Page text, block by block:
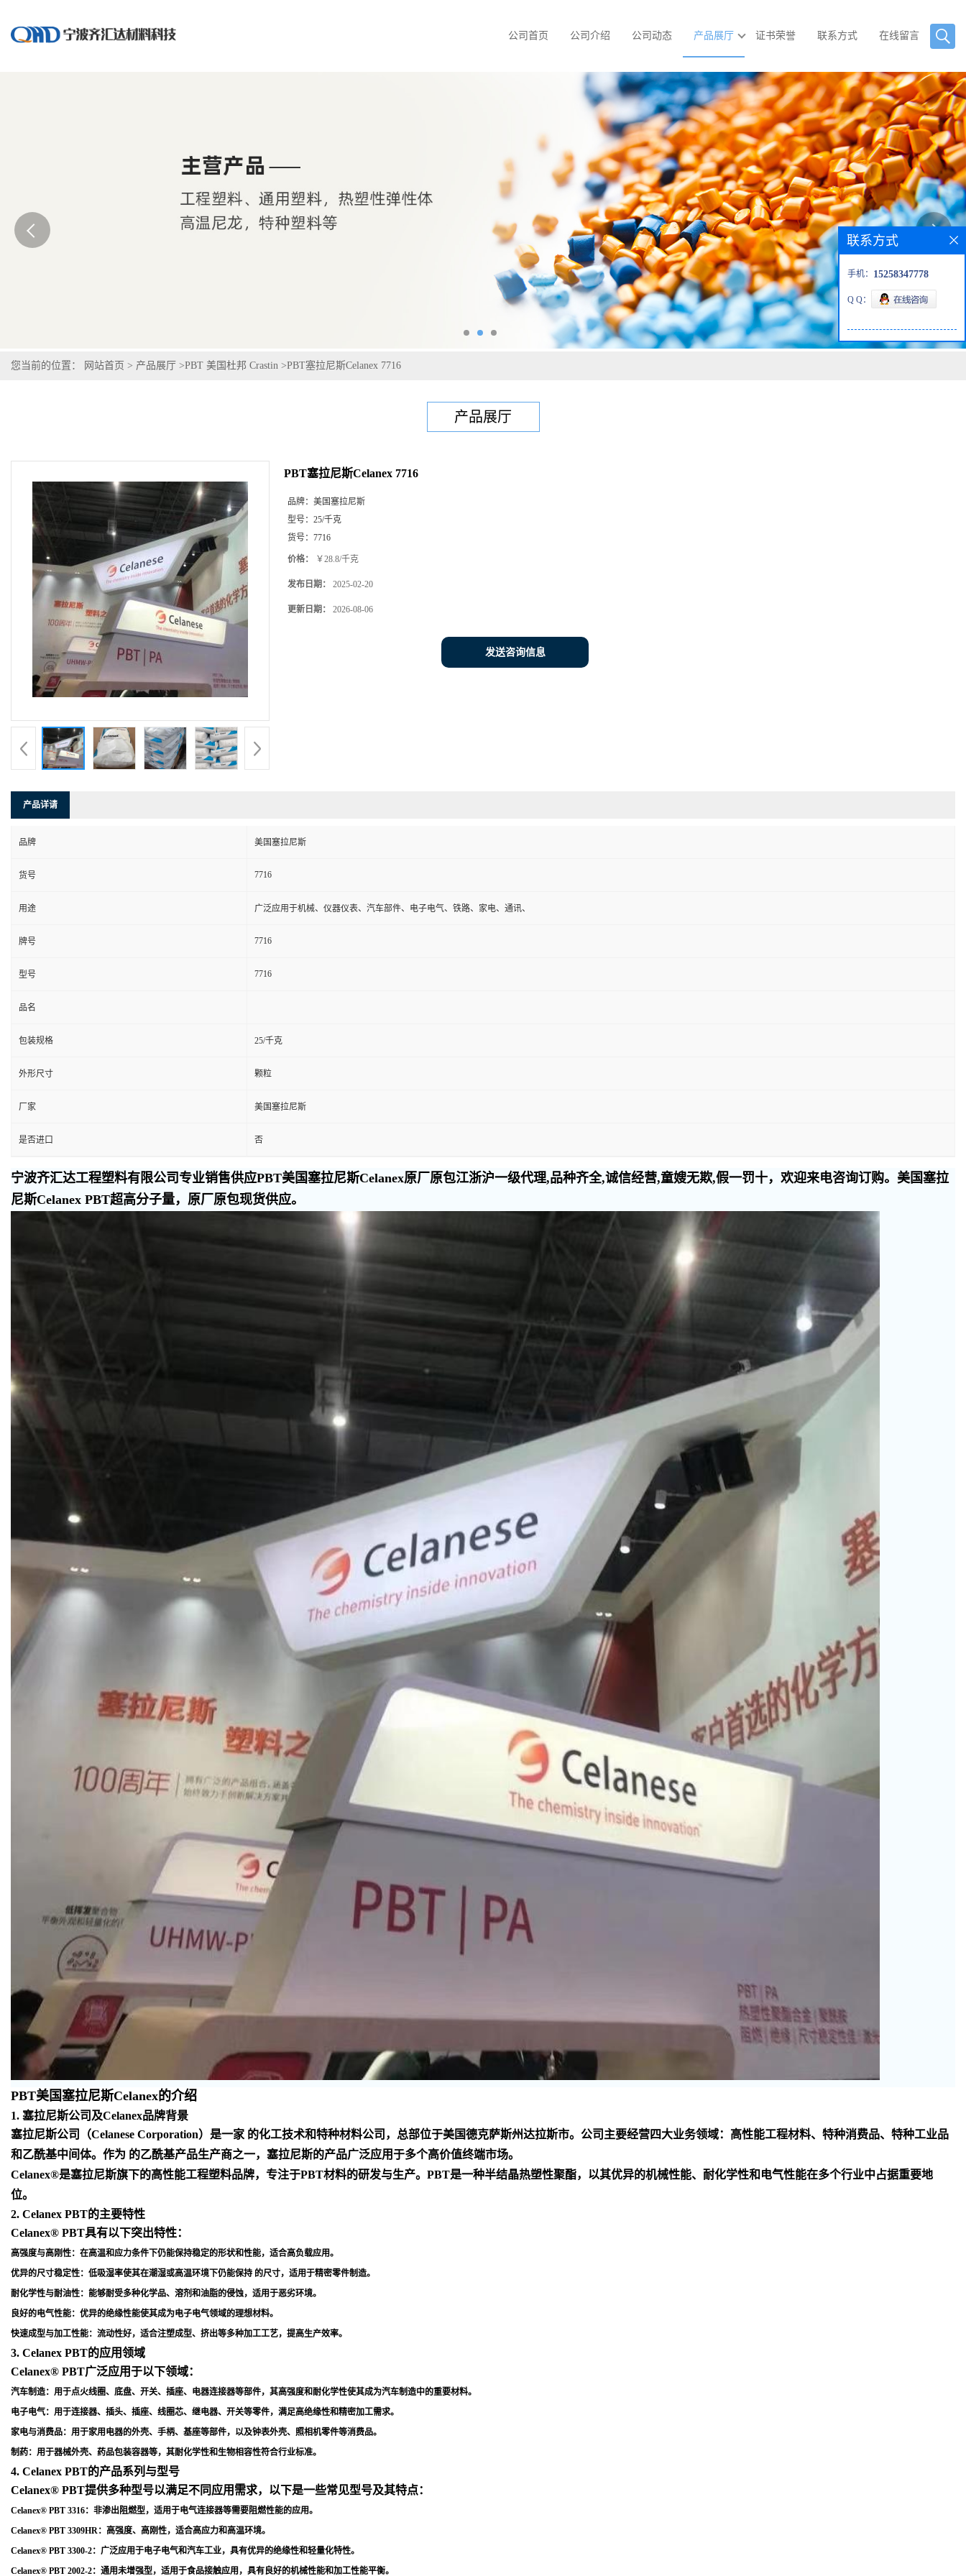
公司首页 公司介绍 公司动态 产品展厅 证书荣誉 联系方式 在线留言
您当前的位置： 网站首页 > 产品展厅 >PBT 美国杜邦 Crastin >PBT塞拉尼斯Celanex 7716
产品展厅
PBT塞拉尼斯Celanex 7716
品牌： 美国塞拉尼斯
型号： 25/千克
货号： 7716
价格： ￥28.8/千克
发布日期： 2025-02-20
更新日期： 2026-08-06
发送咨询信息
产品详请
品牌 美国塞拉尼斯
货号 7716
用途 广泛应用于机械、仪器仪表、汽车部件、电子电气、铁路、家电、通讯、
牌号 7716
型号 7716
品名
包装规格 25/千克
外形尺寸 颗粒
厂家 美国塞拉尼斯
是否进口 否
宁波齐汇达工程塑料有限公司专业销售供应PBT美国塞拉尼斯Celanex原厂原包江浙沪一级代理,品种齐全,诚信经营,童嫂无欺,假一罚十，欢迎来电咨询订购。美国塞拉
尼斯Celanex PBT超高分子量，原厂原包现货供应。
PBT美国塞拉尼斯Celanex的介绍
1. 塞拉尼斯公司及Celanex品牌背景
塞拉尼斯公司（Celanese Corporation）是一家 的化工技术和特种材料公司，总部位于美国德克萨斯州达拉斯市。公司主要经营四大业务领域：高性能工程材料、特种消费品、特种工业品
和乙酰基中间体。作为 的乙酰基产品生产商之一，塞拉尼斯的产品广泛应用于多个高价值终端市场。
Celanex®是塞拉尼斯旗下的高性能工程塑料品牌，专注于PBT材料的研发与生产。PBT是一种半结晶热塑性聚酯，以其优异的机械性能、耐化学性和电气性能在多个行业中占据重要地
位。
2. Celanex PBT的主要特性
Celanex® PBT具有以下突出特性：
高强度与高刚性：在高温和应力条件下仍能保持稳定的形状和性能，适合高负载应用。
优异的尺寸稳定性：低吸湿率使其在潮湿或高温环境下仍能保持 的尺寸，适用于精密零件制造。
耐化学性与耐油性：能够耐受多种化学品、溶剂和油脂的侵蚀，适用于恶劣环境。
良好的电气性能：优异的绝缘性能使其成为电子电气领域的理想材料。
快速成型与加工性能：流动性好，适合注塑成型、挤出等多种加工工艺，提高生产效率。
3. Celanex PBT的应用领域
Celanex® PBT广泛应用于以下领域：
汽车制造：用于点火线圈、底盘、开关、插座、电器连接器等部件，其高强度和耐化学性使其成为汽车制造中的重要材料。
电子电气：用于连接器、插头、插座、线圈芯、继电器、开关等零件，满足高绝缘性和精密加工需求。
家电与消费品：用于家用电器的外壳、手柄、基座等部件，以及钟表外壳、照相机零件等消费品。
制药：用于器械外壳、药品包装容器等，其耐化学性和生物相容性符合行业标准。
4. Celanex PBT的产品系列与型号
Celanex® PBT提供多种型号以满足不同应用需求，以下是一些常见型号及其特点：
Celanex® PBT 3316：非渗出阻燃型，适用于电气连接器等需要阻燃性能的应用。
Celanex® PBT 3309HR：高强度、高刚性，适合高应力和高温环境。
Celanex® PBT 3300-2：广泛应用于电子电气和汽车工业，具有优异的绝缘性和轻量化特性。
Celanex® PBT 2002-2：通用未增强型，适用于食品接触应用，具有良好的机械性能和加工性能平衡。
联系方式
手机： 15258347778
Q Q：